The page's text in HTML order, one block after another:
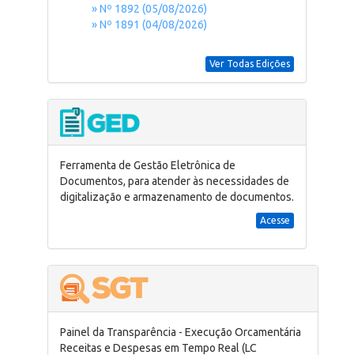
» Nº 1892 (05/08/2026)
» Nº 1891 (04/08/2026)
Ver Todas Edições
Ferramenta de Gestão Eletrônica de
Documentos, para atender às necessidades de
digitalização e armazenamento de documentos.
Acesse
Painel da Transparência - Execução Orcamentária
Receitas e Despesas em Tempo Real (LC